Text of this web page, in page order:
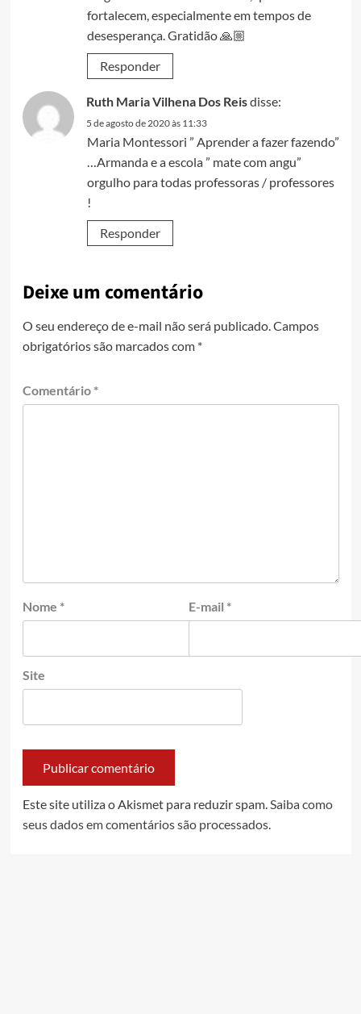
fortalecem, especialmente em tempos de
desesperança. Gratidão 🙏🏼
Responder
Ruth Maria Vilhena Dos Reisdisse:
5 de agosto de 2020 às 11:33
Maria Montessori ” Aprender a fazer fazendo”
…Armanda e a escola ” mate com angu”
orgulho para todas professoras / professores
!
Responder
Deixe um comentário
O seu endereço de e-mail não será publicado.Campos
obrigatórios são marcados com *
Comentário *
Nome * E-mail *
Site
Este site utiliza o Akismet para reduzir spam.Saiba como
seus dados em comentários são processados.